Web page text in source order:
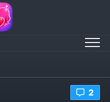
чат рулетка на
2